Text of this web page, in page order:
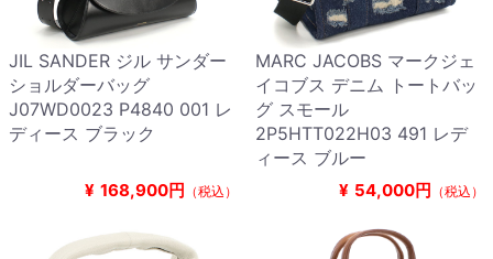
JIL SANDER ジル サンダー
ショルダーバッグ
J07WD0023 P4840 001 レ
ディース ブラック
¥ 168,900円 （税込）
MARC JACOBS マークジェ
イコブス デニム トートバッ
グ スモール
2P5HTT022H03 491 レデ
ィース ブルー
¥ 54,000円 （税込）